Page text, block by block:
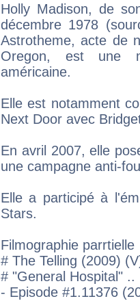
Holly Madison, de
décembre 1978
Astrotheme, acte de
Oregon, est une
américaine.
Elle est notamment
Next Door avec
En avril 2007, elle
une campagne anti-
Elle a participé à
Stars.
Filmographie parrtielle
# The Telling (2009)
# "General Hospital"
- Episode #1.11376